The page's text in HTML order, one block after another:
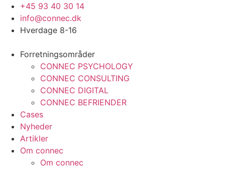
Videre
indhold
+45 93 40 30 14
info@connec.dk
Hverdage 8-16
Forretningsområder
CONNEC PSYCHOLOGY
CONNEC CONSULTING
CONNEC DIGITAL
CONNEC BEFRIENDER
Cases
Nyheder
Artikler
Om connec
Om connec